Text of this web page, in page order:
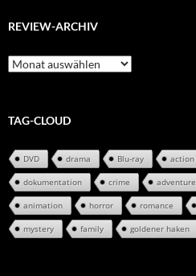
REVIEW-ARCHIV
Review-
Archiv
TAG-CLOUD
DVD drama Blu-ray action
dokumentation crime adventure
animation horror romance
mystery family goldener haken